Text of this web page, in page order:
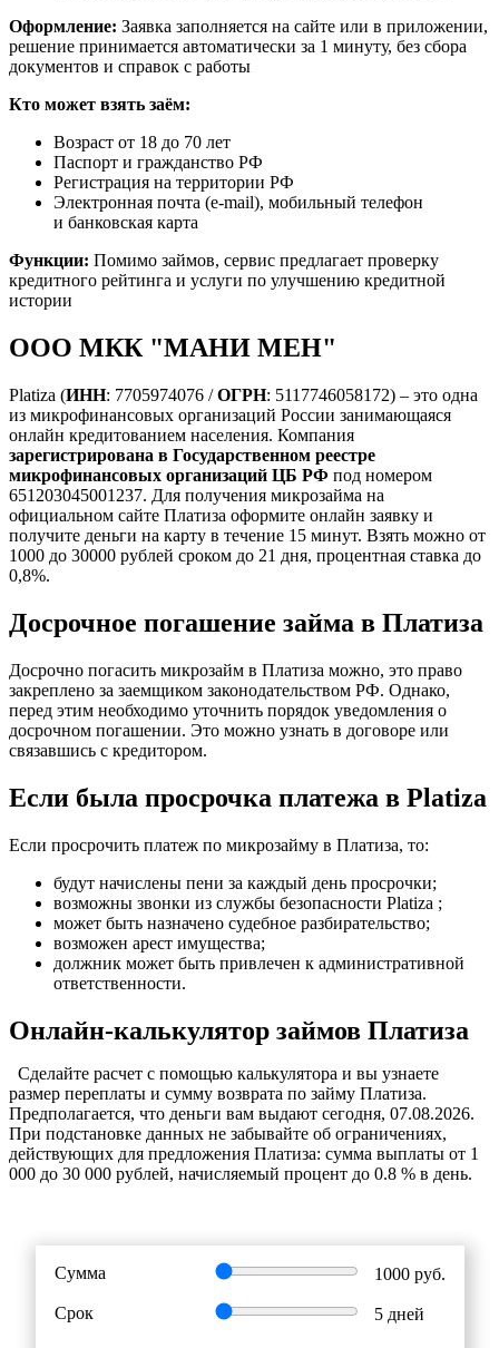
Оформление: Заявка заполняется на сайте или в приложении,
решение принимается автоматически за 1 минуту, без сбора
документов и справок с работы
Кто может взять заём:
Возраст от 18 до 70 лет
Паспорт и гражданство РФ
Регистрация на территории РФ
Электронная почта (e-mail), мобильный телефон
и банковская карта
Функции: Помимо займов, сервис предлагает проверку
кредитного рейтинга и услуги по улучшению кредитной
истории
ООО МКК "МАНИ МЕН"
Platiza (ИНН: 7705974076 /ОГРН: 5117746058172) – это одна
из микрофинансовых организаций России занимающаяся
онлайн кредитованием населения. Компания
зарегистрирована в Государственном реестре
микрофинансовых организаций ЦБ РФ под номером
651203045001237. Для получения микрозайма на
официальном сайте Платиза оформите онлайн заявку и
получите деньги на карту в течение 15 минут. Взять можно от
1000 до 30000 рублей сроком до 21 дня, процентная ставка до
0,8%.
Досрочное погашение займа в Платиза
Досрочно погасить микрозайм в Платиза можно, это право
закреплено за заемщиком законодательством РФ. Однако,
перед этим необходимо уточнить порядок уведомления о
досрочном погашении. Это можно узнать в договоре или
связавшись с кредитором.
Если была просрочка платежа в Platiza
Если просрочить платеж по микрозайму в Платиза, то:
будут начислены пени за каждый день просрочки;
возможны звонки из службы безопасности Platiza ;
может быть назначено судебное разбирательство;
возможен арест имущества;
должник может быть привлечен к административной
ответственности.
Онлайн-калькулятор займов Платиза
Cделайте расчет c помощью калькулятора и вы узнаете
размер переплаты и сумму возврата по займу Платиза.
Предполагается, что деньги вам выдают сегодня, 07.08.2026.
При подстановке данных не забывайте об ограничениях,
действующих для предложения Платиза: сумма выплаты от 1
000 до 30 000 рублей, начисляемый процент до 0.8 % в день.
Сумма 1000руб.
Срок 5дней